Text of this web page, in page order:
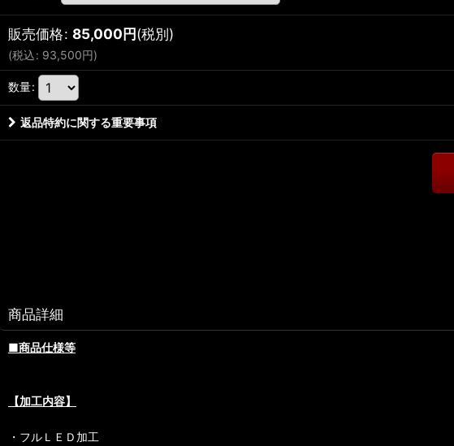
販売価格: 85,000円(税別)
(税込: 93,500円)
数量:
返品特約に関する重要事項
商品詳細
■商品仕様等
【加工内容】
・フルＬＥＤ加工